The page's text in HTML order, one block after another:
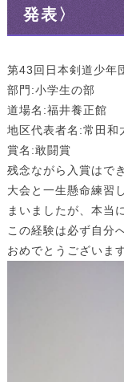
発表〉
第43回日本剣道少年
部門:小学生の部
道場名:福井養正館
地区代表者名:常田和
賞名:敢闘賞
残念ながら入賞はで
大会と一生懸命練習
まいましたが、本当
この経験は必ず自分
おめでとうございます